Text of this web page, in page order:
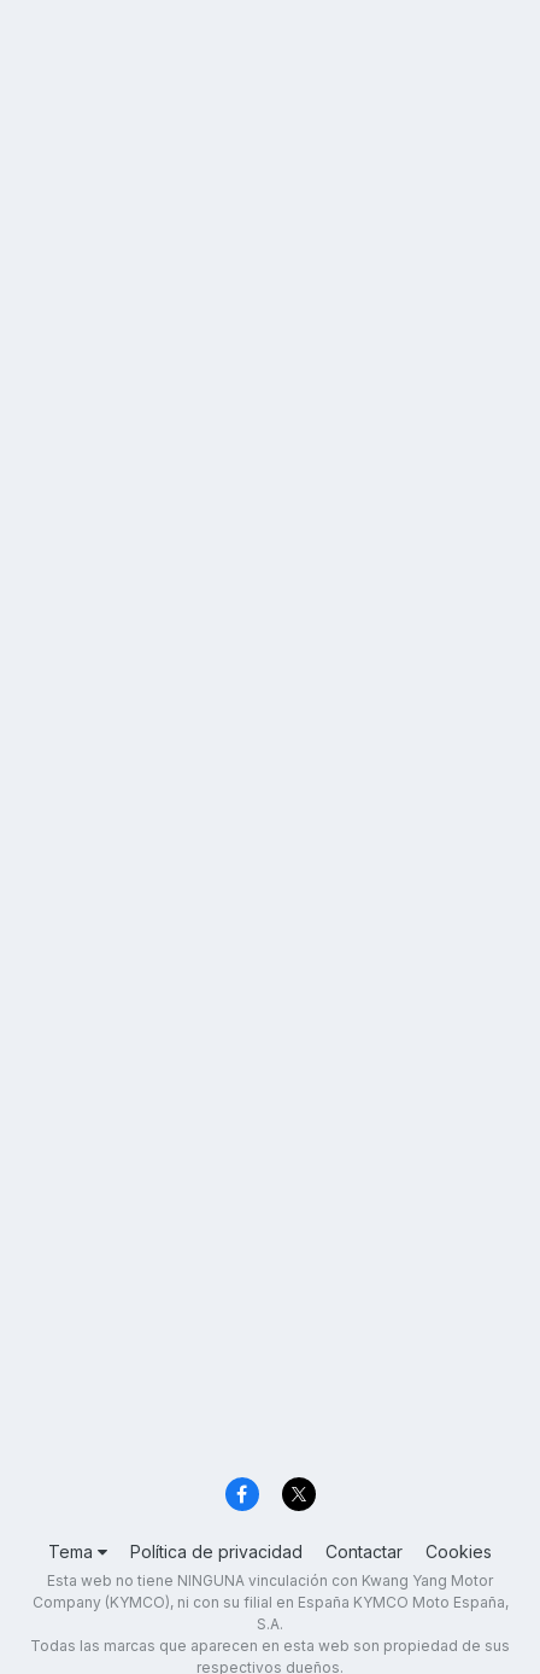
Tema Política de privacidad Contactar Cookies
Esta web no tiene NINGUNA vinculación con Kwang Yang Motor
Company (KYMCO), ni con su filial en España KYMCO Moto España,
S.A.
Todas las marcas que aparecen en esta web son propiedad de sus
respectivos dueños.